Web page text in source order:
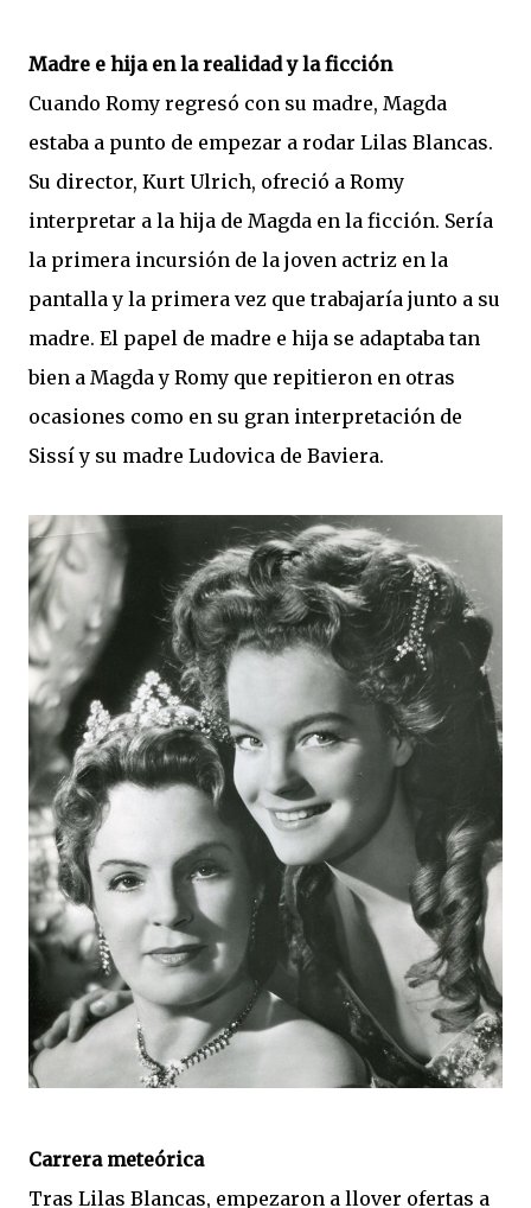
Madre e hija en la realidad y la ficción
Cuando Romy regresó con su madre, Magda
estaba a punto de empezar a rodar Lilas Blancas.
Su director, Kurt Ulrich, ofreció a Romy
interpretar a la hija de Magda en la ficción. Sería
la primera incursión de la joven actriz en la
pantalla y la primera vez que trabajaría junto a su
madre. El papel de madre e hija se adaptaba tan
bien a Magda y Romy que repitieron en otras
ocasiones como en su gran interpretación de
Sissí y su madre Ludovica de Baviera.
Carrera meteórica
Tras Lilas Blancas, empezaron a llover ofertas a